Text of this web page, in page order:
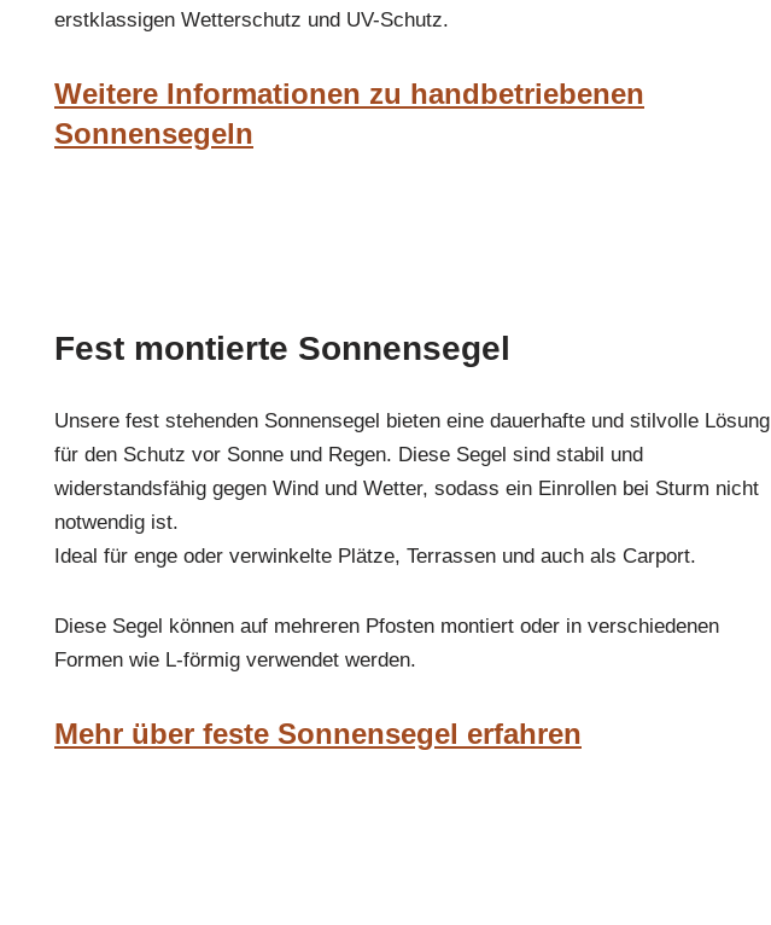
erstklassigen Wetterschutz und UV-Schutz.
Weitere Informationen zu handbetriebenen
Sonnensegeln
Fest montierte Sonnensegel
Unsere fest stehenden Sonnensegel bieten eine dauerhafte und stilvolle Lösung
für den Schutz vor Sonne und Regen. Diese Segel sind stabil und
widerstandsfähig gegen Wind und Wetter, sodass ein Einrollen bei Sturm nicht
notwendig ist.
Ideal für enge oder verwinkelte Plätze, Terrassen und auch als Carport.
Diese Segel können auf mehreren Pfosten montiert oder in verschiedenen
Formen wie L-förmig verwendet werden.
Mehr über feste Sonnensegel erfahren